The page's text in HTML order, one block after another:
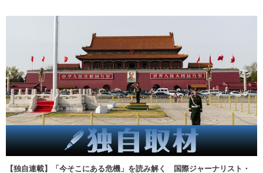
【独自連載】「今そこにある危機」を読み解く 国際ジャーナリスト・